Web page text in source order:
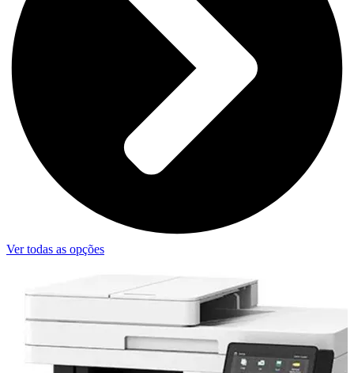
Ver todas as opções